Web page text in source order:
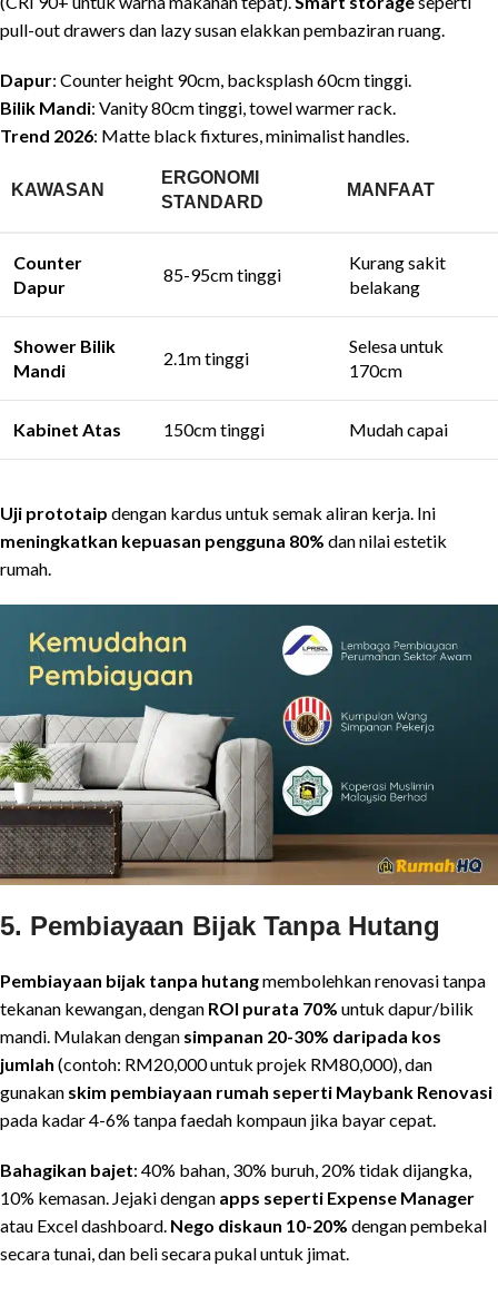
pull-out drawers dan lazy susan elakkan pembaziran ruang.
Dapur: Counter height 90cm, backsplash 60cm tinggi.
Bilik Mandi: Vanity 80cm tinggi, towel warmer rack.
Trend 2026: Matte black fixtures, minimalist handles.
KAWASAN
ERGONOMI
STANDARD
MANFAAT
Counter
Dapur
85-95cm tinggi
Kurang sakit
belakang
Shower Bilik
Mandi
2.1m tinggi
Selesa untuk
170cm
Kabinet Atas 150cm tinggi Mudah capai
Uji prototaip dengan kardus untuk semak aliran kerja. Ini
meningkatkan kepuasan pengguna 80% dan nilai estetik
rumah.
5. Pembiayaan Bijak Tanpa Hutang
Pembiayaan bijak tanpa hutangmembolehkan renovasi tanpa
tekanan kewangan, dengan ROI purata 70% untuk dapur/bilik
mandi. Mulakan dengan simpanan 20-30% daripada kos
jumlah (contoh: RM20,000 untuk projek RM80,000), dan
gunakan skim pembiayaan rumah seperti Maybank Renovasi
pada kadar 4-6% tanpa faedah kompaun jika bayar cepat.
Bahagikan bajet: 40% bahan, 30% buruh, 20% tidak dijangka,
10% kemasan. Jejaki dengan apps seperti Expense Manager
atau Excel dashboard. Nego diskaun 10-20% dengan pembekal
secara tunai, dan beli secara pukal untuk jimat.